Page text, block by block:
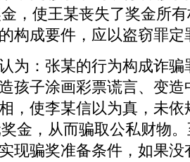
，使王某丧失了奖金所
构成要件，应以盗窃罪定
：张某的行为构成诈骗
孩子涂画彩票谎言、变
，使李某信以为真，未
金，从而骗取公私财物
现骗奖准备条件，如果